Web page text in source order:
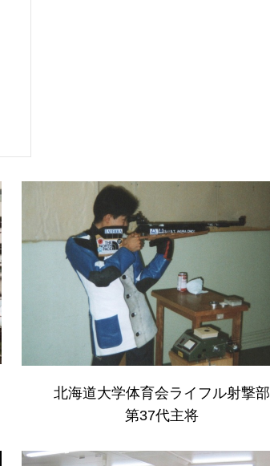
北海道大学体育会ライフル射撃部
第37代主将